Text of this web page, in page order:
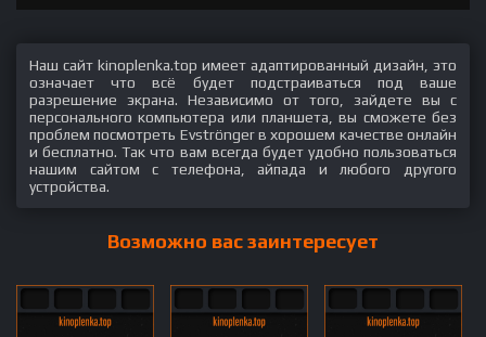
Наш сайт kinoplenka.top имеет адаптированный дизайн, это
означает что всё будет подстраиваться под ваше
разрешение экрана. Независимо от того, зайдете вы с
персонального компьютера или планшета, вы сможете без
проблем посмотреть Evströnger в хорошем качестве онлайн
и бесплатно. Так что вам всегда будет удобно пользоваться
нашим сайтом с телефона, айпада и любого другого
устройства.
Возможно вас заинтересует